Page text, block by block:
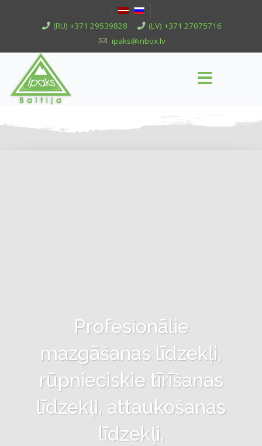
(RU) +371 29539828
(LV) +371 27075716
ipaks@inbox.lv
Profesionālie
mazgāšanas līdzekļi,
rūpnieciskie tīrīšanas
līdzekļi, attaukošanas
līdzekļi,